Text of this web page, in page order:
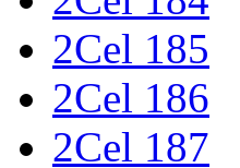
2Cel 185
2Cel 186
2Cel 187